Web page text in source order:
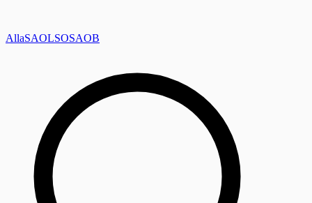
AllaSAOLSOSAOB